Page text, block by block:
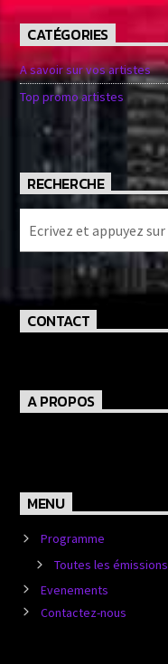
CATÉGORIES
A savoir sur vos artistes
Top promo artistes
RECHERCHE
CONTACT
A PROPOS
MENU
Programme
Toutes les émissions
Evenements
Contactez-nous